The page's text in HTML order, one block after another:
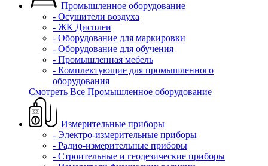
Промышленное оборудование
- Осушители воздуха
- ЖК Дисплеи
- Оборудование для маркировки
- Оборудование для обучения
- Промышленная мебель
- Комплектующие для промышленного
оборудования
Смотреть Все Промышленное оборудование
Измерительные приборы
- Электро-измерительные приборы
- Радио-измерительные приборы
- Строительные и геодезические приборы